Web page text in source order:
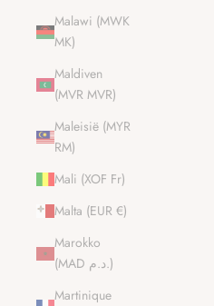
Malawi (MWK
MK)
Maldiven
(MVR MVR)
Maleisië (MYR
RM)
Mali (XOF Fr)
Malta (EUR €)
Marokko
(MAD د.م.)
Martinique